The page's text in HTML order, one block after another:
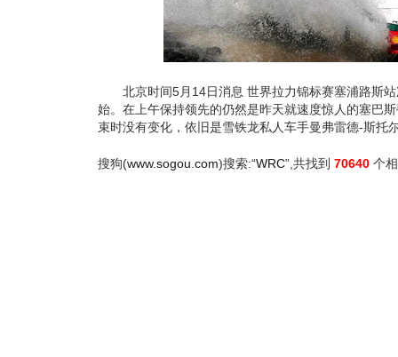
北京时间5月14日消息 世界拉力锦标赛塞浦路斯站
始。在上午保持领先的仍然是昨天就速度惊人的塞巴
束时没有变化，依旧是雪铁龙私人车手曼弗雷德-斯托
搜狗(www.sogou.com)搜索:“WRC”,共找到 70640 个